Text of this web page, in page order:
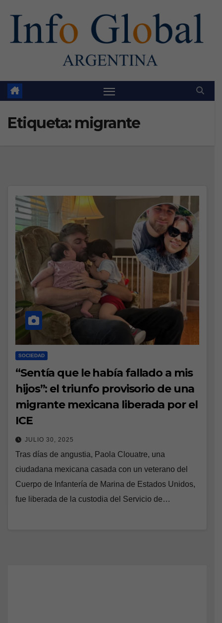
Etiqueta: migrante
SOCIEDAD
“Sentía que le había fallado a mis
hijos”: el triunfo provisorio de una
migrante mexicana liberada por el
ICE
JULIO 30, 2025
Tras días de angustia, Paola Clouatre, una
ciudadana mexicana casada con un veterano del
Cuerpo de Infantería de Marina de Estados Unidos,
fue liberada de la custodia del Servicio de…